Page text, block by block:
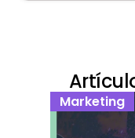
Marketing